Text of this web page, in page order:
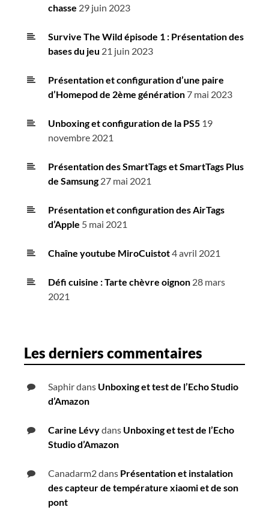
chasse 29 juin 2023
Survive The Wild épisode 1 : Présentation des
bases du jeu 21 juin 2023
Présentation et configuration d’une paire
d’Homepod de 2ème génération 7 mai 2023
Unboxing et configuration de la PS5 19
novembre 2021
Présentation des SmartTags et SmartTags Plus
de Samsung 27 mai 2021
Présentation et configuration des AirTags
d’Apple 5 mai 2021
Chaîne youtube MiroCuistot4 avril 2021
Défi cuisine : Tarte chèvre oignon 28 mars
2021
Les derniers commentaires
Saphirdans Unboxing et test de l’Echo Studio
d’Amazon
Carine Lévydans Unboxing et test de l’Echo
Studio d’Amazon
Canadarm2dans Présentation et instalation
des capteur de température xiaomi et de son
pont